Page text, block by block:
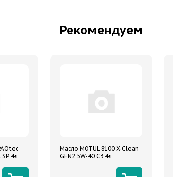
Рекомендуем
4л
Масло MOTUL 8100 X-Clean
GEN2 5W-40 C3 4л